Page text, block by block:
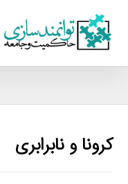
کرونا و نابرابری